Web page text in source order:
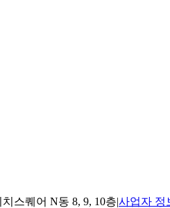
스퀘어 N동 8, 9, 10층|사업자 정